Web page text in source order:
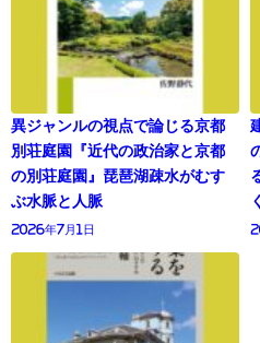
異ジャンルの視点で論じる京都
別荘庭園『近代の政治家と京都
の別荘庭園』琵琶湖疎水がむす
ぶ水脈と人脈
2026年7月1日
く